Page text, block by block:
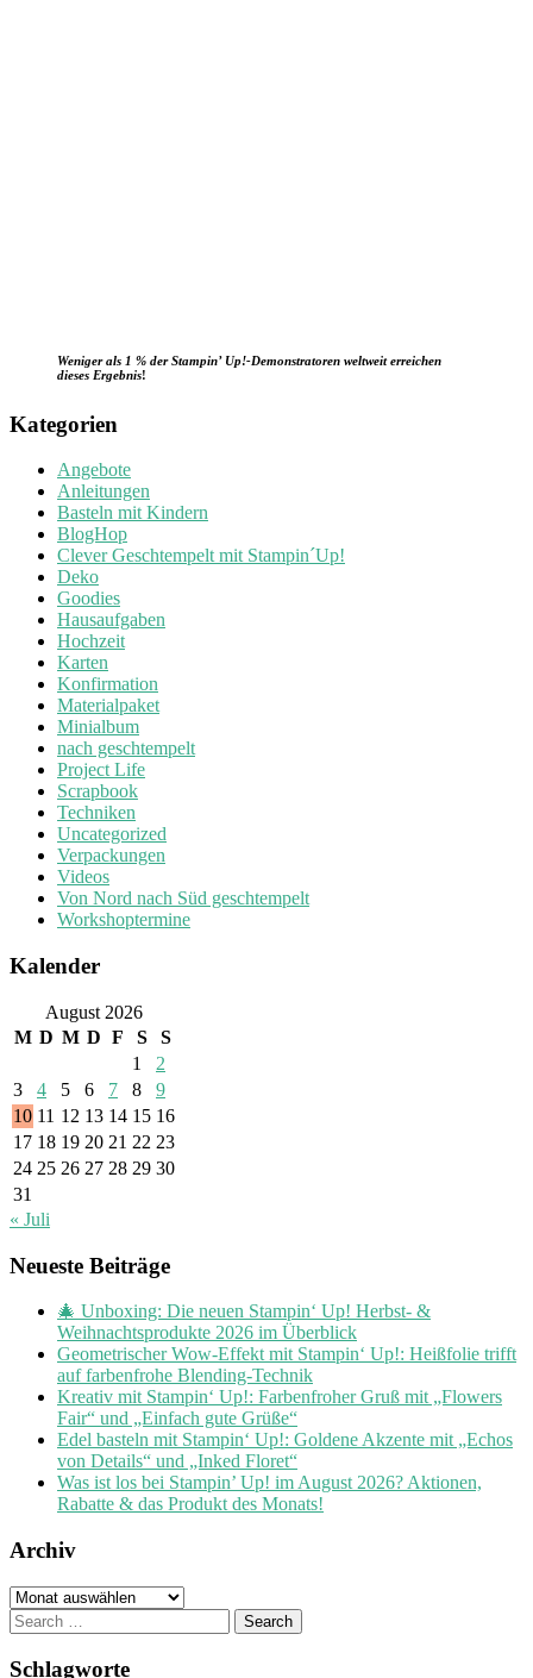
Weniger als 1 % der Stampin’ Up!-Demonstratoren weltweit erreichen
dieses Ergebnis!
Kategorien
Angebote
Anleitungen
Basteln mit Kindern
BlogHop
Clever Geschtempelt mit Stampin´Up!
Deko
Goodies
Hausaufgaben
Hochzeit
Karten
Konfirmation
Materialpaket
Minialbum
nach geschtempelt
Project Life
Scrapbook
Techniken
Uncategorized
Verpackungen
Videos
Von Nord nach Süd geschtempelt
Workshoptermine
Kalender
August 2026
M D M D F S
S
1
2
3
4 5 6 7 8
9
10 11 12 13 14 15 16
17 18 19 20 21 22 23
24 25 26 27 28 29 30
31
« Juli
Neueste Beiträge
🎄 Unboxing: Die neuen Stampin‘ Up! Herbst- &
Weihnachtsprodukte 2026 im Überblick
Geometrischer Wow-Effekt mit Stampin‘ Up!: Heißfolie trifft
auf farbenfrohe Blending-Technik
Kreativ mit Stampin‘ Up!: Farbenfroher Gruß mit „Flowers
Fair“ und „Einfach gute Grüße“
Edel basteln mit Stampin‘ Up!: Goldene Akzente mit „Echos
von Details“ und „Inked Floret“
Was ist los bei Stampin’ Up! im August 2026? Aktionen,
Rabatte & das Produkt des Monats!
Archiv
Archiv
Search
for:
Schlagworte